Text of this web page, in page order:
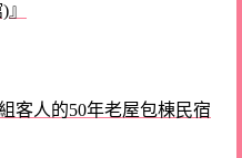
客人的50年老屋包棟民宿